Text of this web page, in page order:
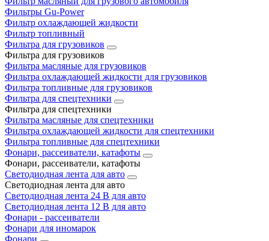
Фильтры Gu-Power
Фильтр охлаждающей жидкости
Фильтр топливный
Фильтра для грузовиков
Фильтра для грузовиков
Фильтра масляные для грузовиков
Фильтра охлаждающей жидкости для грузовиков
Фильтра топливные для грузовиков
Фильтра для спецтехники
Фильтра для спецтехники
Фильтра масляные для спецтехники
Фильтра охлаждающей жидкости для спецтехники
Фильтра топливные для спецтехники
Фонари, рассеиватели, катафоты
Фонари, рассеиватели, катафоты
Светодиодная лента для авто
Светодиодная лента для авто
Светодиодная лента 24 В для авто
Светодиодная лента 12 В для авто
Фонари - рассеиватели
Фонари для иномарок